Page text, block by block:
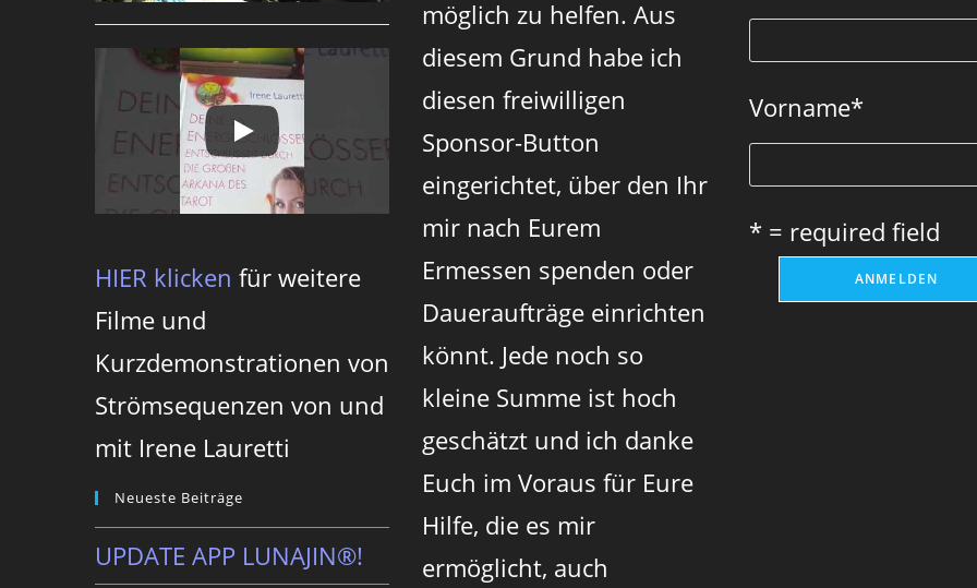
HIER klicken für weitere
Filme und
Kurzdemonstrationen von
Strömsequenzen von und
mit Irene Lauretti
Neueste Beiträge
UPDATE APP LUNAJIN®!
möglich zu helfen. Aus
diesem Grund habe ich
diesen freiwilligen
Sponsor-Button
eingerichtet, über den Ihr
mir nach Eurem
Ermessen spenden oder
Daueraufträge einrichten
könnt. Jede noch so
kleine Summe ist hoch
geschätzt und ich danke
Euch im Voraus für Eure
Hilfe, die es mir
ermöglicht, auch
tab
tab
tab
Vorname*
* = required field